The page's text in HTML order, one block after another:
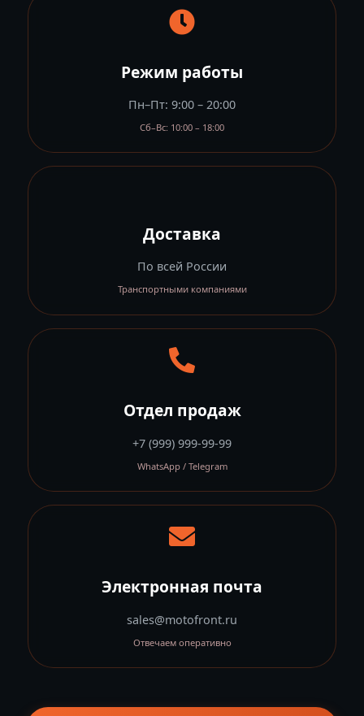
Режим работы
Пн–Пт: 9:00 – 20:00
Сб–Вс: 10:00 – 18:00
Доставка
По всей России
Транспортными компаниями
Отдел продаж
+7 (999) 999-99-99
WhatsApp / Telegram
Электронная почта
sales@motofront.ru
Отвечаем оперативно